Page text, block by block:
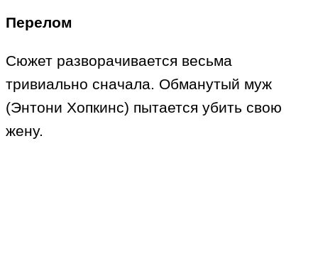
Перелом
Сюжет разворачивается весьма
тривиально сначала. Обманутый муж
(Энтони Хопкинс) пытается убить свою
жену.